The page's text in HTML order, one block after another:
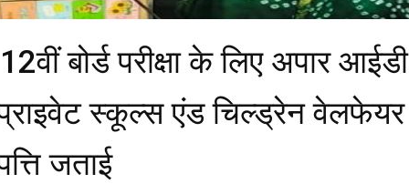
बोर्ड परीक्षा के लिए अपार आईडी
प्राइवेट स्कूल्स एंड चिल्ड्रेन वेलफेयर
जताई